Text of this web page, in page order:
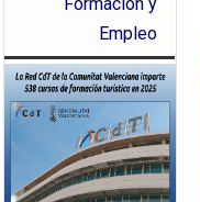
Formación y
Empleo